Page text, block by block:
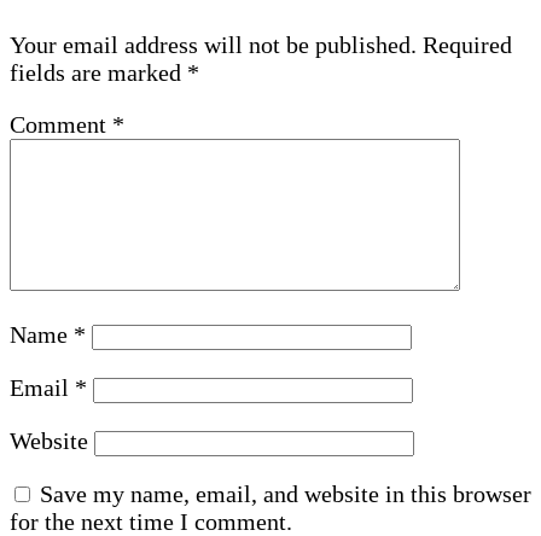
Your email address will not be published. Required
fields are marked *
Comment *
Name *
Email *
Website
Save my name, email, and website in this browser
for the next time I comment.